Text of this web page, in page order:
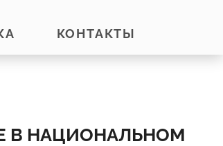
КОНТАКТЫ
В НАЦИОНАЛЬНОМ